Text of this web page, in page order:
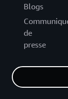
Blogs
de
presse